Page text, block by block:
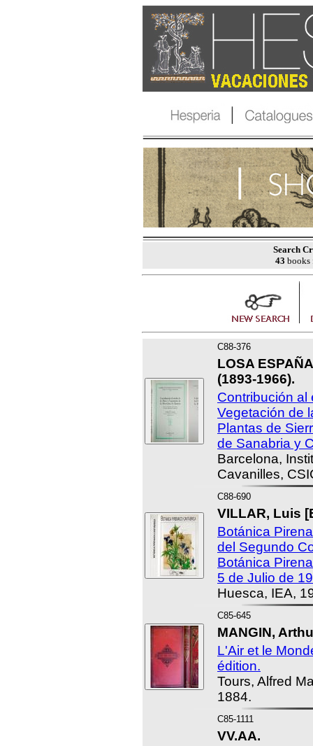
Search
43
C88-376
LOSA
(1893-1966).
Contribución al
Vegetación de
Plantas de
de Sanabria y
Barcelona,
Cavanilles,
C88-690
VILLAR, Luis
Botánica
del Segundo
Botánica
5 de Julio de
Huesca, IEA,
C85-645
MANGIN,
L'Air et le
édition.
Tours, Alfred
1884.
C85-1111
VV.AA.